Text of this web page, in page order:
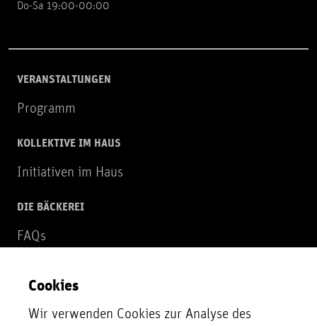
Do-Sa 19:00-00:00
VERANSTALTUNGEN
Programm
KOLLEKTIVE IM HAUS
Initiativen im Haus
DIE BÄCKEREI
FAQs
NEWSLETTER
Zur Newsletter Anmeldung
Cookies
Wir verwenden Cookies zur Analyse des